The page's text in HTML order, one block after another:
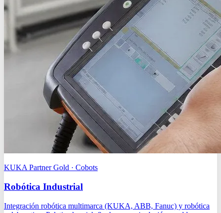
KUKA Partner Gold · Cobots
Robótica Industrial
Integración robótica multimarca (KUKA, ABB, Fanuc) y robótica